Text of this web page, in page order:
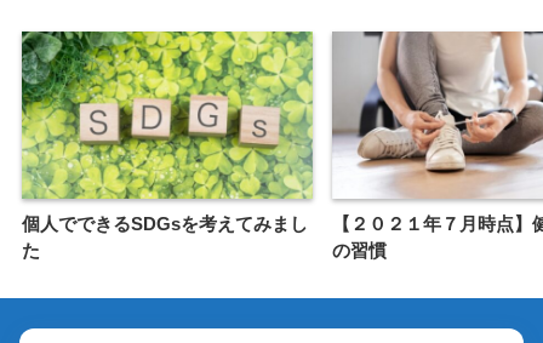
個人でできるSDGsを考えてみまし
た
【２０２１年７月時点】
の習慣